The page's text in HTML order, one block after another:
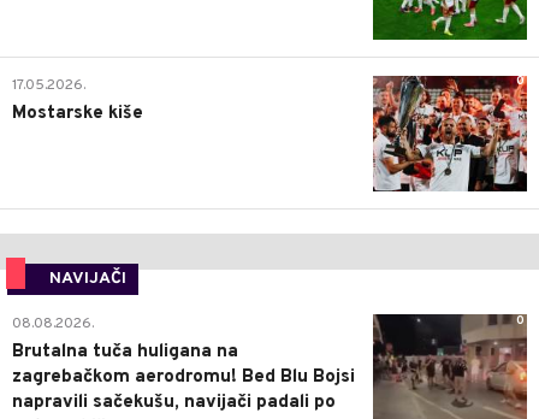
0
17.05.2026.
Mostarske kiše
NAVIJAČI
0
08.08.2026.
Brutalna tuča huligana na
zagrebačkom aerodromu! Bed Blu Bojsi
napravili sačekušu, navijači padali po